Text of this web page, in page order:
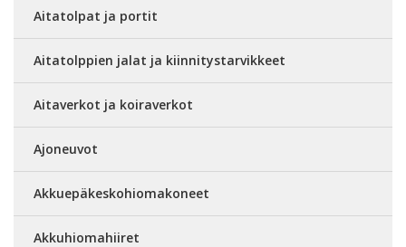
Aitatolpat ja portit
Aitatolppien jalat ja kiinnitystarvikkeet
Aitaverkot ja koiraverkot
Ajoneuvot
Akkuepäkeskohiomakoneet
Akkuhiomahiiret